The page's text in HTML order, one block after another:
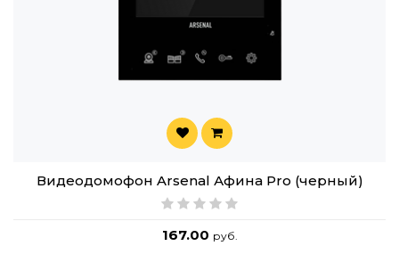
Видеодомофон Arsenal Афина Pro (черный)
167.00 руб.